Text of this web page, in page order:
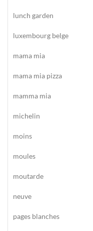
lunch garden
luxembourg belge
mama mia
mama mia pizza
mamma mia
michelin
moins
moules
moutarde
neuve
pages blanches